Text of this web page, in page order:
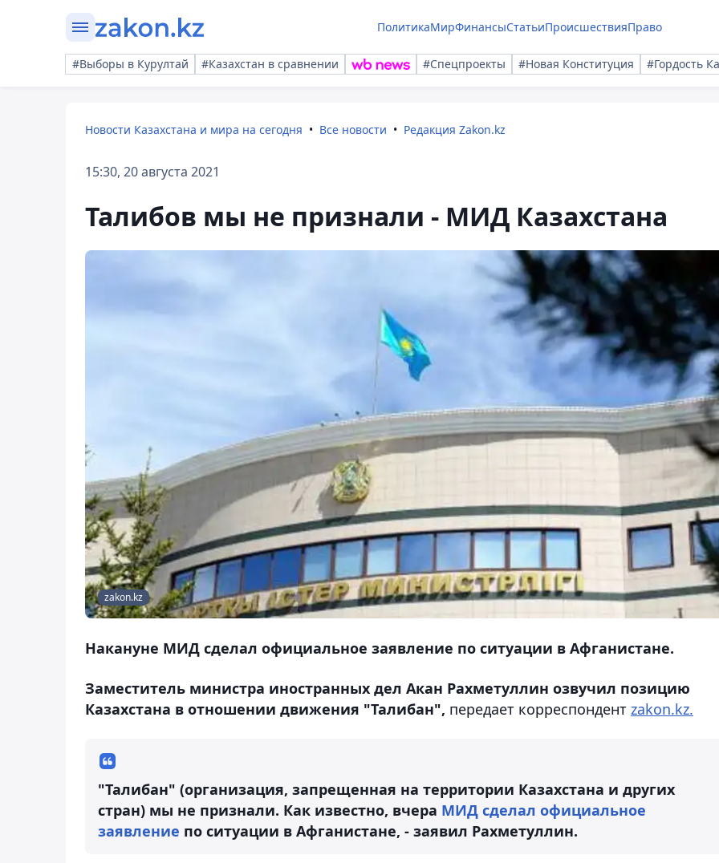
ПолитикаМирФинансыСтатьиПроисшествияПраво
#Выборы в Курултай #Казахстан в сравнении #Спецпроекты #Новая Конституция #Гордость
Новости Казахстана и мира на сегодня Все новости Редакция Zakon.kz
15:30, 20 августа 2021
Талибов мы не признали - МИД Казахстана
zakon.kz
Накануне МИД сделал официальное заявление по ситуации в Афганистане.
Заместитель министра иностранных дел Акан Рахметуллин озвучил позицию
Казахстана в отношении движения "Талибан", передает корреспондент zakon.kz.
"Талибан" (организация, запрещенная на территории Казахстана и других
стран) мы не признали. Как известно, вчера МИД сделал официальное
заявление по ситуации в Афганистане, - заявил Рахметуллин.